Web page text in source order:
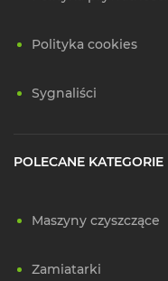
Polityka cookies
Sygnaliści
POLECANE KATEGORIE
Maszyny czyszczące
Zamiatarki